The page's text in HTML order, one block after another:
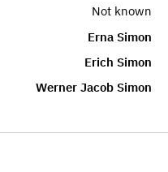
Not known
Erna Simon
Erich Simon
Werner Jacob Simon